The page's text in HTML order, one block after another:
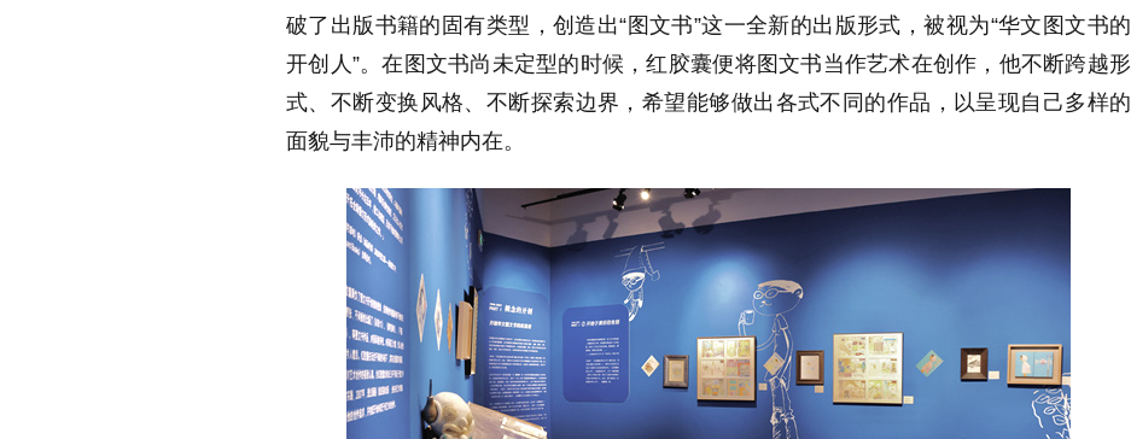
破了出版书籍的固有类型，创造出“图文书”这一全新的出版形式，被视为“华文图文书的
开创人”。在图文书尚未定型的时候，红胶囊便将图文书当作艺术在创作，他不断跨越形
式、不断变换风格、不断探索边界，希望能够做出各式不同的作品，以呈现自己多样的
面貌与丰沛的精神内在。